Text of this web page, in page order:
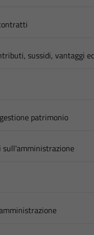
sussidi, vantaggi
patrimonio